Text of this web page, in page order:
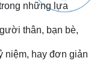
những lựa
thân, bạn bè,
niệm, hay đơn giản